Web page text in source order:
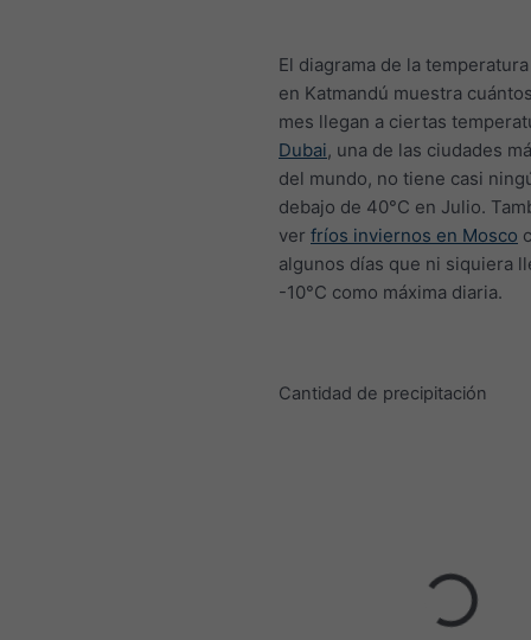
El diagrama de la
en Katmandú muestra
mes llegan a ciertas
Dubai, una de las ciudades
del mundo, no tiene casi
debajo de 40°C en Julio.
ver fríos inviernos en Mosco
algunos días que ni siquiera
-10°C como máxima diaria.
Cantidad de precipitación